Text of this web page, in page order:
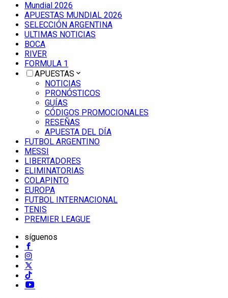
Mundial 2026
APUESTAS MUNDIAL 2026
SELECCIÓN ARGENTINA
ULTIMAS NOTICIAS
BOCA
RIVER
FORMULA 1
APUESTAS
NOTICIAS
PRONÓSTICOS
GUÍAS
CÓDIGOS PROMOCIONALES
RESEÑAS
APUESTA DEL DÍA
FUTBOL ARGENTINO
MESSI
LIBERTADORES
ELIMINATORIAS
COLAPINTO
EUROPA
FUTBOL INTERNACIONAL
TENIS
PREMIER LEAGUE
síguenos